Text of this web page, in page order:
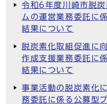
令和6年度川崎市脱
ムの運営業務委託に
結果について
脱炭素化取組促進に
作成支援業務委託に
結果について
事業活動の脱炭素化
務委託に係る公募型